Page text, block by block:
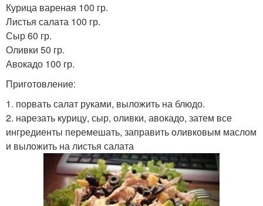
Курица вареная 100 гр.
Листья салата 100 гр.
Сыр 60 гр.
Оливки 50 гр.
Авокадо 100 гр.
Приготовление:
1. порвать салат руками, выложить на блюдо.
2. нарезать курицу, сыр, оливки, авокадо, затем все
ингредиенты перемешать, заправить оливковым маслом
и выложить на листья салата